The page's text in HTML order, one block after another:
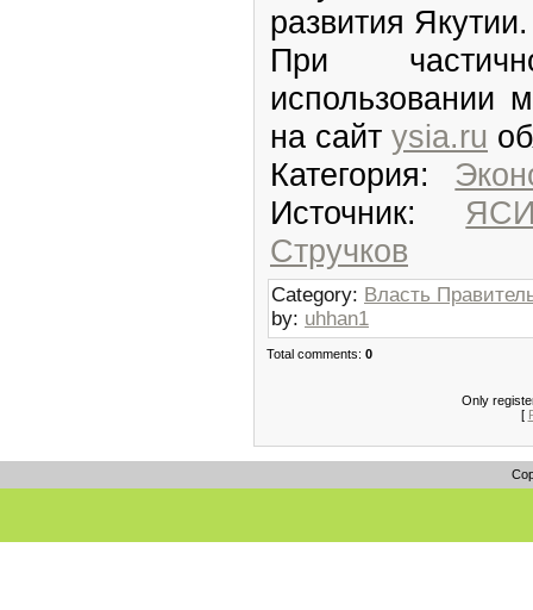
развития
При
использовании
на сайт ysia.ru
Категория:
Источник:
Стручков
Category: Власть
by: uhhan1
Total comments: 0
Only
[